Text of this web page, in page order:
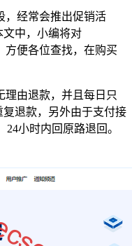
，经常会推出促销活
中，小编将对
方便各位查找，在购买
理由退款，并且每日只
退款，另外由于支付接
小时内回原路退回。